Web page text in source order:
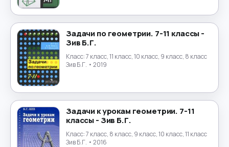
Физика
Физическая культура →
Финансы →
Финский язык
Французский язык
Химия →
Задачи по геометрии. 7-11 классы -
Зив Б.Г.
Класс:7 класс, 11 класс, 10 класс, 9 класс, 8 класс
Зив Б.Г. • 2019
Задачи к урокам геометрии. 7-11
классы - Зив Б.Г.
Класс:7 класс, 8 класс, 9 класс, 10 класс, 11 класс
Зив Б.Г. • 2016